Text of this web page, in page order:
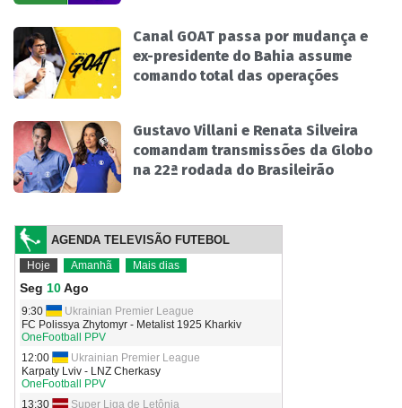
Canal GOAT passa por mudança e
ex-presidente do Bahia assume
comando total das operações
Gustavo Villani e Renata Silveira
comandam transmissões da Globo
na 22ª rodada do Brasileirão